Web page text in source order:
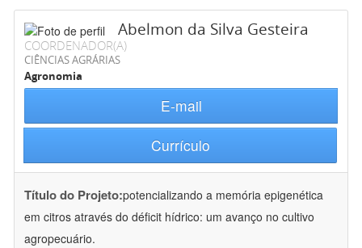
Abelmon da Silva Gesteira
COORDENADOR(A)
CIÊNCIAS AGRÁRIAS
Agronomia
E-mail
Currículo
Título do Projeto:potencializando a memória epigenética
em citros através do déficit hídrico: um avanço no cultivo
agropecuário.